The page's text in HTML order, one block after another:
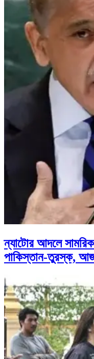
ন্যাটোর আদলে
পাকিস্তান-তুরস্ক,